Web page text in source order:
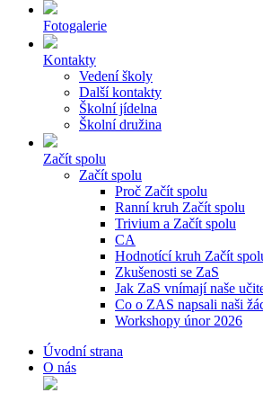
Fotogalerie
Kontakty
Vedení školy
Další kontakty
Školní jídelna
Školní družina
Začít spolu
Začít spolu
Proč Začít spolu
Ranní kruh Začít spolu
Trivium a Začít spolu
CA
Hodnotící kruh Začít
Zkušenosti se ZaS
Jak ZaS vnímají naše
Co o ZAS napsali naši
Workshopy únor 2026
Úvodní strana
O nás